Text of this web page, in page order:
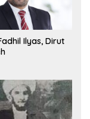
Ilyas, Dirut